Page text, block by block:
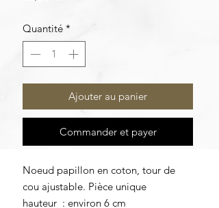
Quantité *
Ajouter au panier
Commander et payer
Noeud papillon en coton, tour de
cou ajustable. Pièce unique
hauteur : environ 6 cm